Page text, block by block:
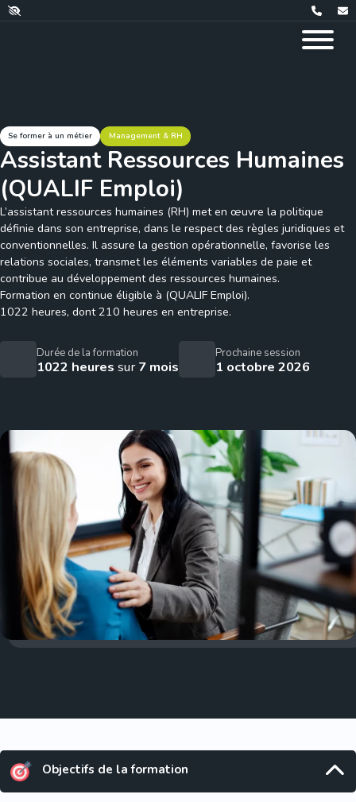
Se former à un métier Management & RH
Assistant Ressources Humaines
(QUALIF Emploi)
L’assistant ressources humaines (RH) met en œuvre la politique
définie dans son entreprise, dans le respect des règles juridiques et
conventionnelles. Il assure la gestion opérationnelle, favorise les
relations sociales, transmet les éléments variables de paie et
contribue au développement des ressources humaines.
Formation en continue éligible à (QUALIF Emploi).
1022 heures, dont 210 heures en entreprise.
Durée de la formation
1022 heures sur7 mois
Prochaine session
1 octobre 2026
Objectifs de la formation